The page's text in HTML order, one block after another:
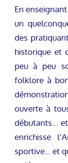
En
un
des
historique et
peu à peu
folklore à
ouverte à
débutants…
enrichisse
sportive… et